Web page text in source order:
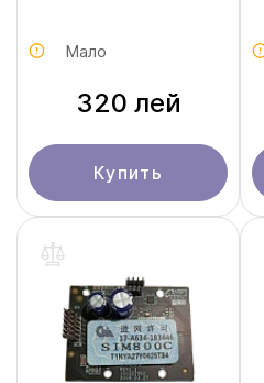
Мало
320 лей
Купить